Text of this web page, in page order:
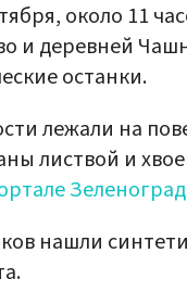
около 11
и деревней
останки.
лежали на
листвой и
нашли